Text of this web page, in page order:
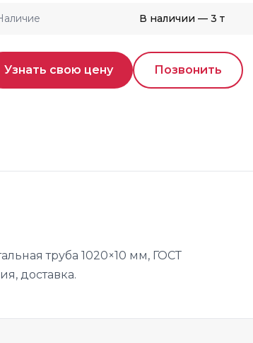
В наличии — 3 т
Узнать свою цену Позвонить
труба 1020×10 мм, ГОСТ
доставка.